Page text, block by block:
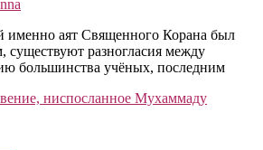
именно аят Священного Корана был
существуют разногласия между
большинства учёных, последним